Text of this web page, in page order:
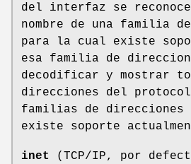
del interfaz se
nombre de una familia
para la cual existe
esa familia de
decodificar y mostrar
direcciones del
familias de direcciones
existe soporte
inet (TCP/IP, por